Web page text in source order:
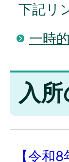
下記リ
一時
入
【令和